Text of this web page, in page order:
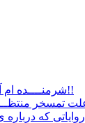
شرمنــــده ام آقا، ۱۱۸۱ ساله شدی!!
تمسخر